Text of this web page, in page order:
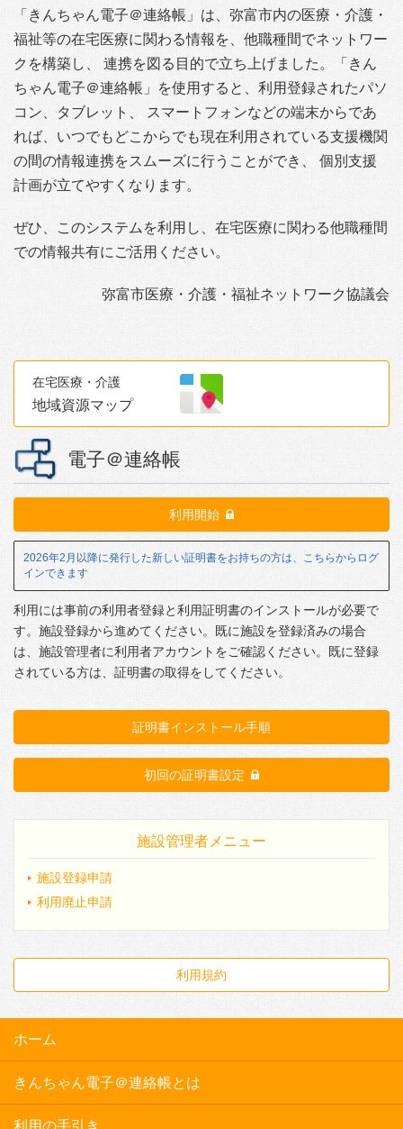
「きんちゃん電子＠連絡帳」は、弥富市内の医療・介護・
福祉等の在宅医療に関わる情報を、他職種間でネットワー
クを構築し、 連携を図る目的で立ち上げました。「きん
ちゃん電子＠連絡帳」を使用すると、利用登録されたパソ
コン、タブレット、 スマートフォンなどの端末からであ
れば、いつでもどこからでも現在利用されている支援機関
の間の情報連携をスムーズに行うことができ、 個別支援
計画が立てやすくなります。
ぜひ、このシステムを利用し、在宅医療に関わる他職種間
での情報共有にご活用ください。
弥富市医療・介護・福祉ネットワーク協議会
在宅医療・介護
地域資源マップ
電子＠連絡帳
利用開始
2026年2月以降に発行した新しい証明書をお持ちの方は、こちらからログ
インできます
利用には事前の利用者登録と利用証明書のインストールが必要で
す。施設登録から進めてください。既に施設を登録済みの場合
は、施設管理者に利用者アカウントをご確認ください。既に登録
されている方は、証明書の取得をしてください。
証明書インストール手順
初回の証明書設定
施設管理者メニュー
施設登録申請
利用廃止申請
利用規約
ホーム
きんちゃん電子＠連絡帳とは